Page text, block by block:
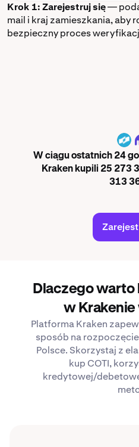
Krok 1: Zarejestruj się—
mail i kraj zamieszkania, aby
bezpieczny proces
COTI
W ciągu ostatnich 24
Kraken kupili 25 273
313
Dlaczego warto
w Krakenie
Platforma Kraken
sposób na
Polsce. Skorzystaj z
kup COTI,
kredytowej/